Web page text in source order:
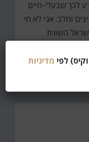
לכך שבעלי-חיים
וחלב. אני לא חי
השווית
הסיבה, אגב,
לפי מדיניות